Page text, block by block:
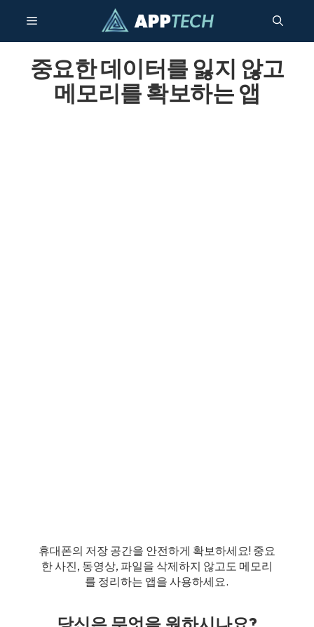
츠
메
뉴
중요한 데이터를 잃지 않고
메모리를 확보하는 앱
휴대폰의 저장 공간을 안전하게 확보하세요! 중요
한 사진, 동영상, 파일을 삭제하지 않고도 메모리
를 정리하는 앱을 사용하세요.